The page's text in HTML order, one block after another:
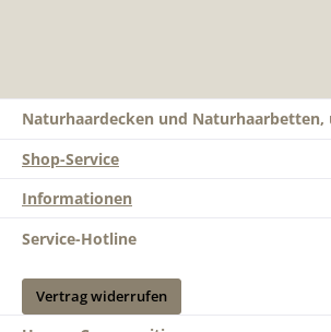
Naturhaardecken und Naturhaarbetten,
Shop-Service
Informationen
Service-Hotline
Vertrag widerrufen